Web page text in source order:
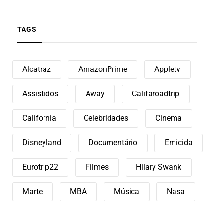
TAGS
Alcatraz AmazonPrime Appletv
Assistidos Away Califaroadtrip
California Celebridades Cinema
Disneyland Documentário Emicida
Eurotrip22 Filmes Hilary Swank
Marte MBA Música Nasa